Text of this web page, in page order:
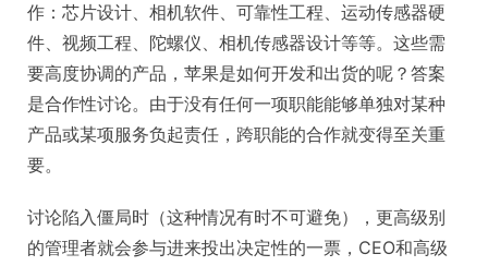
作：芯片设计、相机软件、可靠性工程、运动传感器硬
件、视频工程、陀螺仪、相机传感器设计等等。这些需
要高度协调的产品，苹果是如何开发和出货的呢？答案
是合作性讨论。由于没有任何一项职能能够单独对某种
产品或某项服务负起责任，跨职能的合作就变得至关重
要。
讨论陷入僵局时（这种情况有时不可避免），更高级别
的管理者就会参与进来投出决定性的一票，CEO和高级